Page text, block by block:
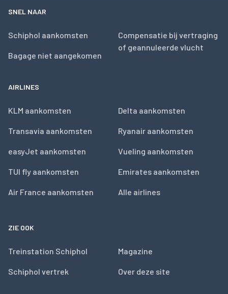
SNEL NAAR
Schiphol aankomsten
Bagage niet aangekomen
Compensatie bij vertraging
of geannuleerde vlucht
AIRLINES
KLM aankomsten
Transavia aankomsten
easyJet aankomsten
TUI fly aankomsten
Air France aankomsten
Delta aankomsten
Ryanair aankomsten
Vueling aankomsten
Emirates aankomsten
Alle airlines
ZIE OOK
Treinstation Schiphol
Schiphol vertrek
Magazine
Over deze site